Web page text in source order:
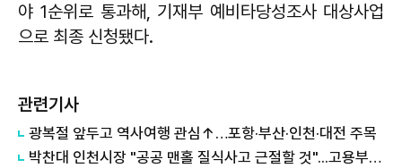
야 1순위로 통과해, 기재부 예비타당성조사 대상사업
으로 최종 신청됐다.
관련기사
광복절 앞두고 역사여행 관심↑…포항·부산·인천·대전 주목
박찬대 인천시장 "공공 맨홀 질식사고 근절할 것"...고용부와 공동대응 선언